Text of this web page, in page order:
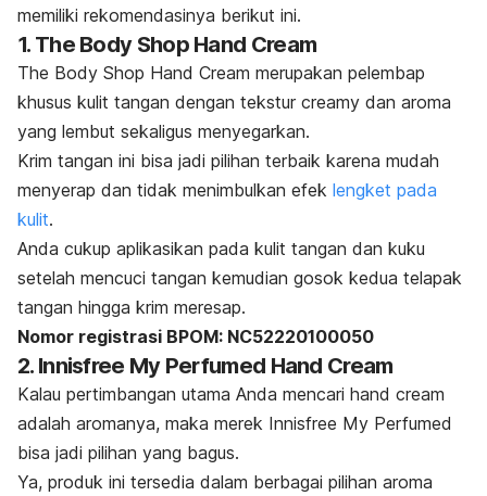
memiliki rekomendasinya berikut ini.
1. The Body Shop Hand Cream
The Body Shop Hand Cream merupakan pelembap
khusus kulit tangan dengan tekstur creamy dan aroma
yang lembut sekaligus menyegarkan.
Krim tangan ini bisa jadi pilihan terbaik karena mudah
menyerap dan tidak menimbulkan efek lengket pada
kulit.
Anda cukup aplikasikan pada kulit tangan dan kuku
setelah mencuci tangan kemudian gosok kedua telapak
tangan hingga krim meresap.
Nomor registrasi BPOM: NC52220100050
2. Innisfree My Perfumed Hand Cream
Kalau pertimbangan utama Anda mencari hand cream
adalah aromanya, maka merek Innisfree My Perfumed
bisa jadi pilihan yang bagus.
Ya, produk ini tersedia dalam berbagai pilihan aroma